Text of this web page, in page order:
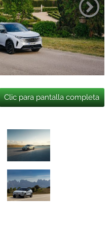
Clic para pantalla completa